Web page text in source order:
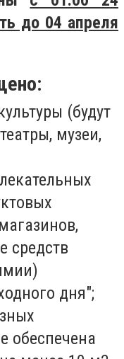
до 04 апреля
(будут
музеи,
средств
дня";
обеспечена